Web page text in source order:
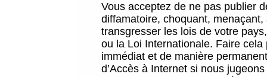
Vous acceptez de ne pas publier
diffamatoire, choquant,
transgresser les lois de votre
ou la Loi Internationale. Faire
immédiat et de manière
d’Accès à Internet si nous